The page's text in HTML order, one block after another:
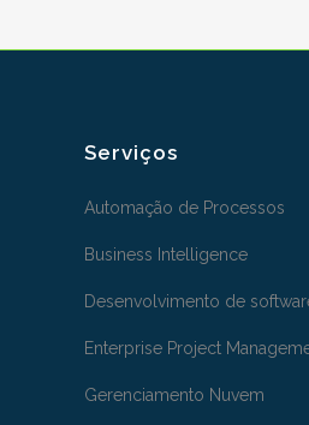
Serviços
Automação de Processos
Business Intelligence
Desenvolvimento de
Enterprise Project
Gerenciamento Nuvem